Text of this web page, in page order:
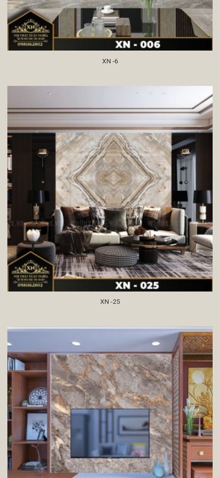
XN -6
XN -25